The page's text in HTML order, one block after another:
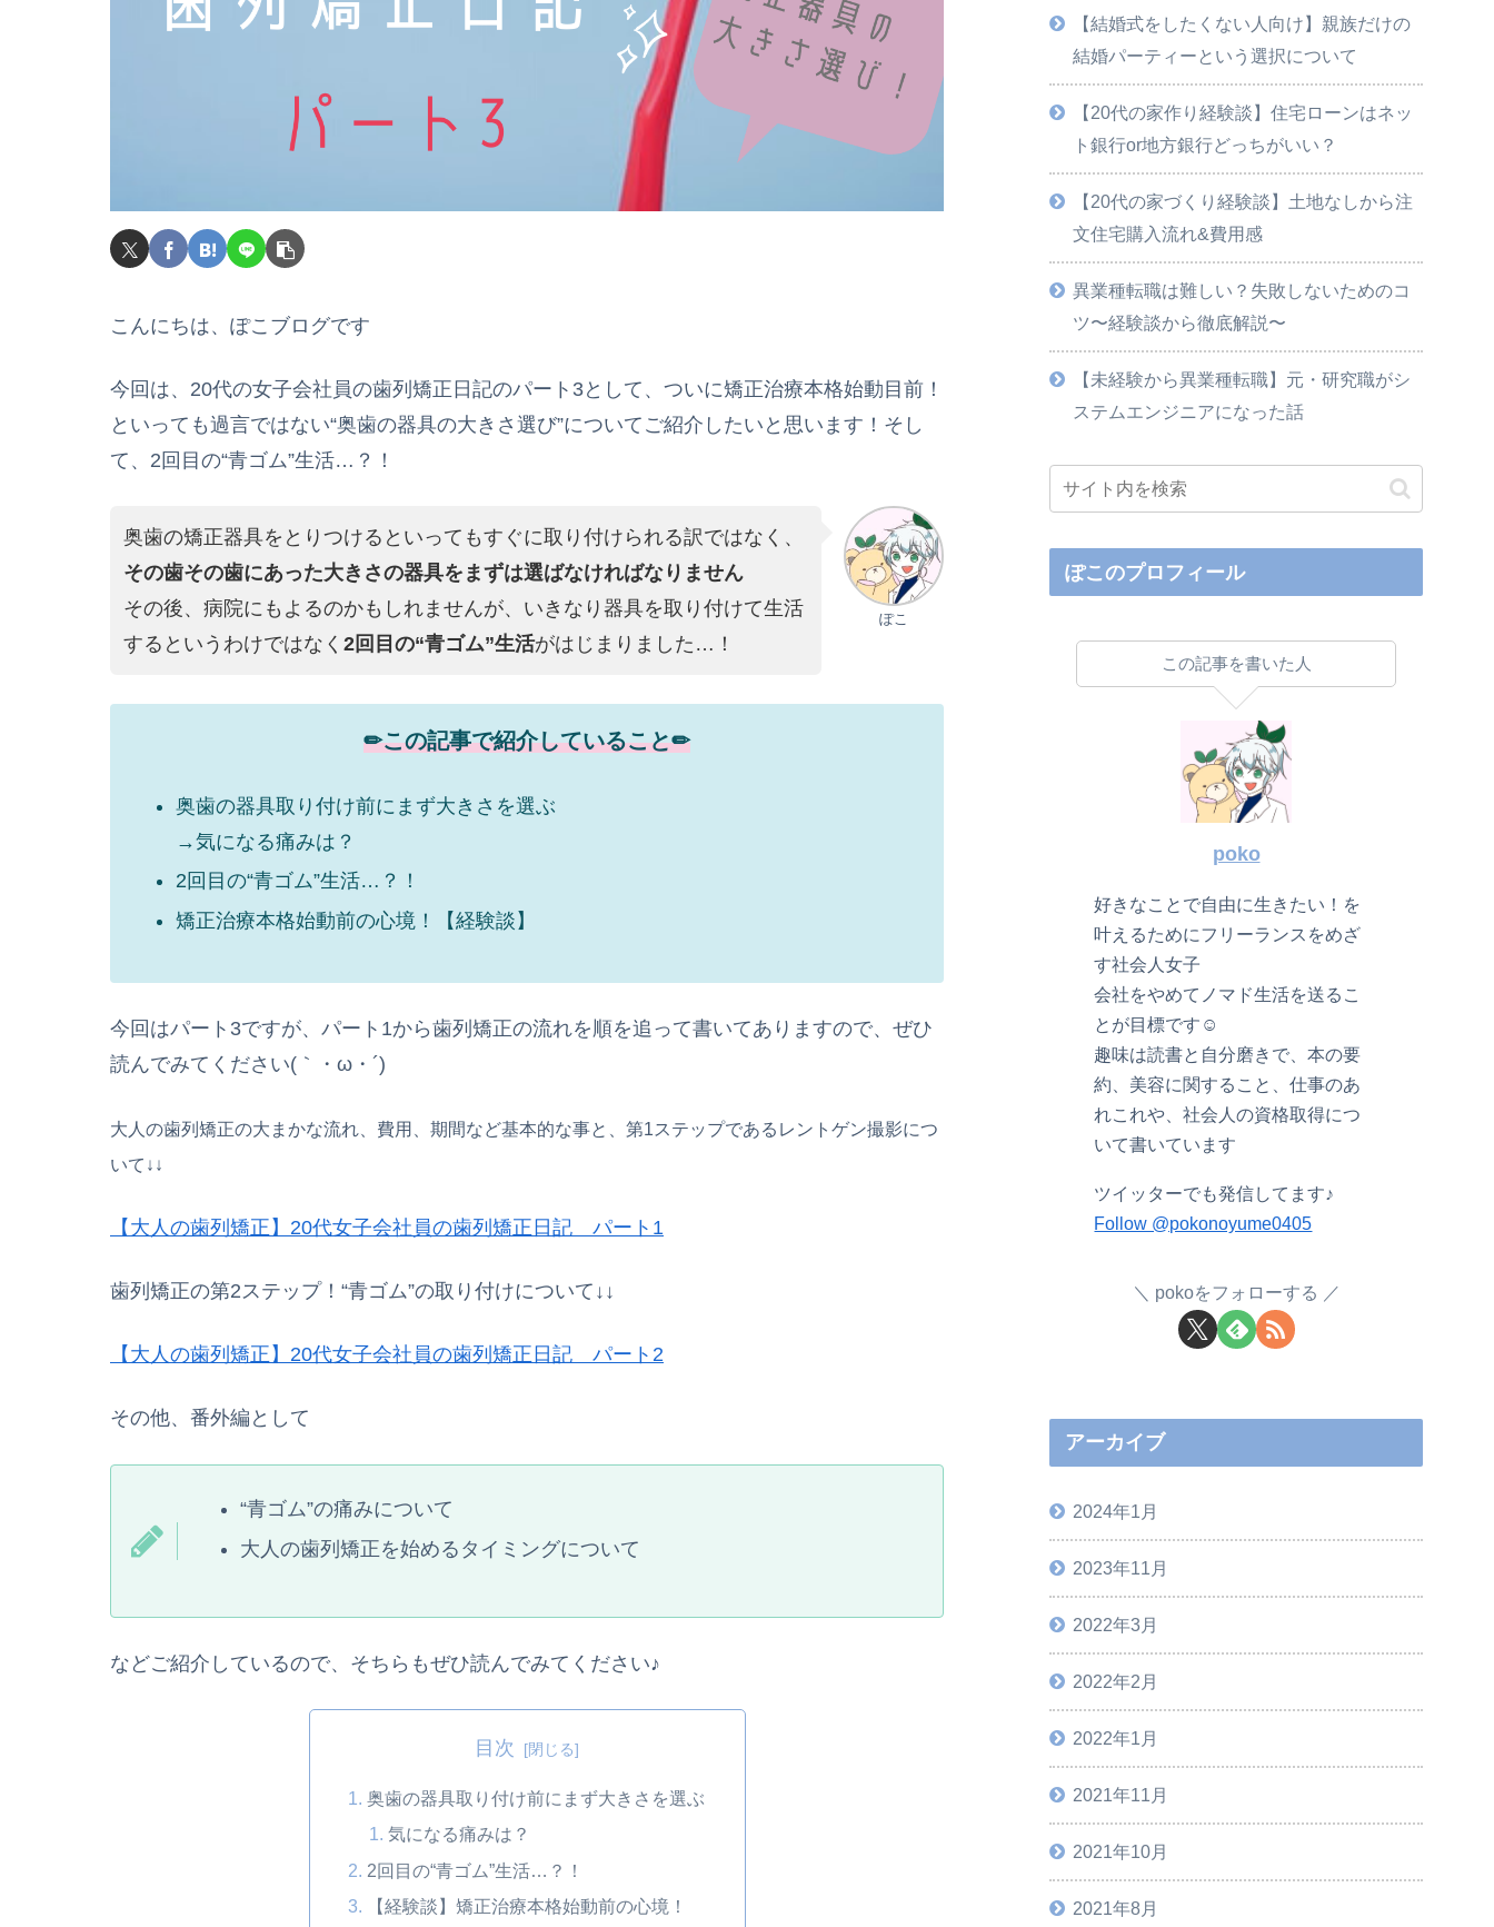
こんにちは、ぽこブログです
今回は、20代の女子会社員の歯列矯正日記のパート3として、ついに矯正治療本格始動目前！
といっても過言ではない“奥歯の器具の大きさ選び”についてご紹介したいと思います！そし
て、2回目の“青ゴム”生活…？！
ぽこ
奥歯の矯正器具をとりつけるといってもすぐに取り付けられる訳ではなく、
その歯その歯にあった大きさの器具をまずは選ばなければなりません
その後、病院にもよるのかもしれませんが、いきなり器具を取り付けて生活
するというわけではなく 2回目の“青ゴム”生活がはじまりました…！
✏︎この記事で紹介していること✏︎
奥歯の器具取り付け前にまず大きさを選ぶ
→気になる痛みは？
2回目の“青ゴム”生活…？！
矯正治療本格始動前の心境！【経験談】
今回はパート3ですが、パート1から歯列矯正の流れを順を追って書いてありますので、ぜひ
読んでみてください(｀・ω・´)
大人の歯列矯正の大まかな流れ、費用、期間など基本的な事と、第1ステップであるレントゲン撮影につ
いて↓↓
【大人の歯列矯正】20代女子会社員の歯列矯正日記 パート1
歯列矯正の第2ステップ！“青ゴム”の取り付けについて↓↓
【大人の歯列矯正】20代女子会社員の歯列矯正日記 パート2
その他、番外編として
“青ゴム”の痛みについて
大人の歯列矯正を始めるタイミングについて
などご紹介しているので、そちらもぜひ読んでみてください♪
目次
奥歯の器具取り付け前にまず大きさを選ぶ
気になる痛みは？
2回目の“青ゴム”生活…？！
【経験談】矯正治療本格始動前の心境！
【結婚式をしたくない人向け】親族だけの
結婚パーティーという選択について
【20代の家作り経験談】住宅ローンはネッ
ト銀行or地方銀行どっちがいい？
【20代の家づくり経験談】土地なしから注
文住宅購入流れ&費用感
異業種転職は難しい？失敗しないためのコ
ツ〜経験談から徹底解説〜
【未経験から異業種転職】元・研究職がシ
ステムエンジニアになった話
ぽこのプロフィール
この記事を書いた人
poko
好きなことで自由に生きたい！を
叶えるためにフリーランスをめざ
す社会人女子
会社をやめてノマド生活を送るこ
とが目標です☺︎
趣味は読書と自分磨きで、本の要
約、美容に関すること、仕事のあ
れこれや、社会人の資格取得につ
いて書いています
ツイッターでも発信してます♪
Follow @pokonoyume0405
pokoをフォローする
アーカイブ
2024年1月
2023年11月
2022年3月
2022年2月
2022年1月
2021年11月
2021年10月
2021年8月